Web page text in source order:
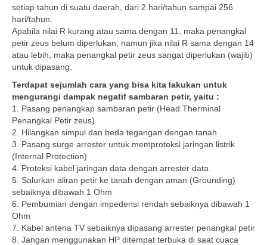
setiap tahun di suatu daerah, dari 2 hari/tahun sampai 256
hari/tahun.
Apabila nilai R kurang atau sama dengan 11, maka penangkal
petir zeus belum diperlukan, namun jika nilai R sama dengan 14
atau lebih, maka penangkal petir zeus sangat diperlukan (wajib)
untuk dipasang.
Terdapat sejumlah cara yang bisa kita lakukan untuk
mengurangi dampak negatif sambaran petir, yaitu :
1. Pasang penangkap sambaran petir (Head Therminal
Penangkal Petir zeus)
2. Hilangkan simpul dan beda tegangan dengan tanah
3. Pasang surge arrester untuk memproteksi jaringan listrik
(Internal Protection)
4. Proteksi kabel jaringan data dengan arrester data
5. Salurkan aliran petir ke tanah dengan aman (Grounding)
sebaiknya dibawah 1 Ohm
6. Pembumian dengan impedensi rendah sebaiknya dibawah 1
Ohm
7. Kabel antena TV sebaiknya dipasang arrester penangkal petir
8. Jangan menggunakan HP ditempat terbuka di saat cuaca